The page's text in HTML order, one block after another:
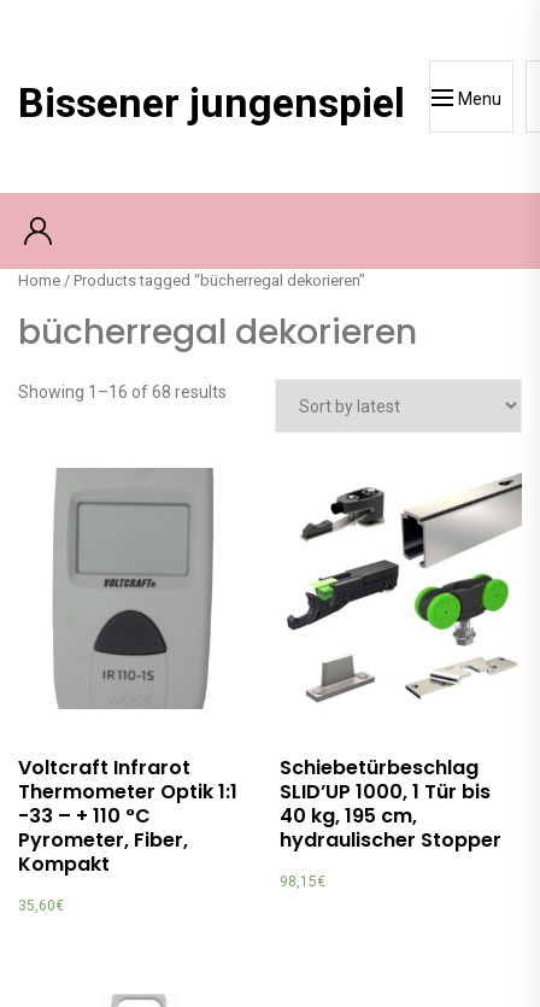
Bissener jungenspiel Menu
Home / Products tagged “bücherregal dekorieren”
bücherregal dekorieren
Showing 1–16 of 68 results
Voltcraft Infrarot
Thermometer Optik 1:1
-33 – + 110 °C
Pyrometer, Fiber,
Kompakt
35,60€
Schiebetürbeschlag
SLID’UP 1000, 1 Tür bis
40 kg, 195 cm,
hydraulischer Stopper
98,15€